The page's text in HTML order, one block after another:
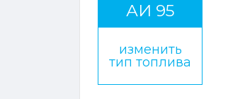
АИ 95
изменить
тип топлива